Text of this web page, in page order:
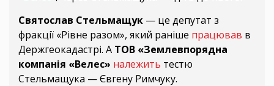
Святослав Стельмащук — це депутат з
фракції «Рівне разом», який раніше працював в
Держгеокадастрі. А ТОВ «Землевпорядна
компанія «Велес» належить тестю
Стельмащука — Євгену Римчуку.